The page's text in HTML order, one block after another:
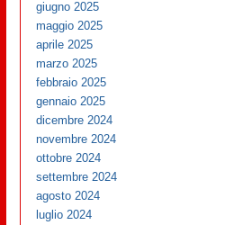
giugno 2025
maggio 2025
aprile 2025
marzo 2025
febbraio 2025
gennaio 2025
dicembre 2024
novembre 2024
ottobre 2024
settembre 2024
agosto 2024
luglio 2024